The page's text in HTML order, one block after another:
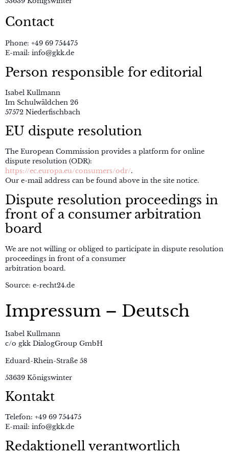
Contact
Phone: +49 69 754475
E-mail: info@gkk.de
Person responsible for editorial
Isabel Kullmann
Im Schulwäldchen 26
57572 Niederfischbach
EU dispute resolution
The European Commission provides a platform for online
dispute resolution (ODR):
https://ec.europa.eu/consumers/odr/.
Our e-mail address can be found above in the site notice.
Dispute resolution proceedings in
front of a consumer arbitration
board
We are not willing or obliged to participate in dispute resolution
proceedings in front of a consumer
arbitration board.
Source: e-recht24.de
Impressum – Deutsch
Isabel Kullmann
c/o gkk DialogGroup GmbH
Eduard-Rhein-Straße 58
53639 Königswinter
Kontakt
Telefon: +49 69 754475
E-mail: info@gkk.de
Redaktionell verantwortlich